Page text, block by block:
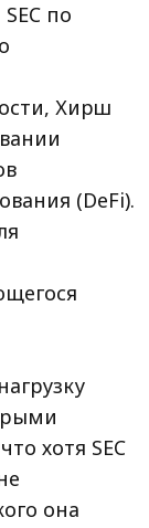
по
Хирш
(DeFi).
хотя SEC
она